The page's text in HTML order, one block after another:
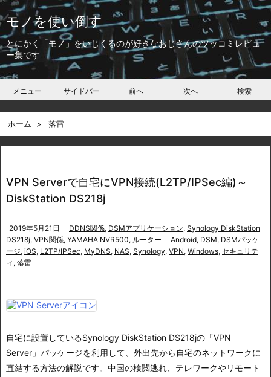
モノを使い倒す
とにかく「モノ」をいじくるのが好きなおじさんのツッコミレビュ
ー集です
メニュー サイドバー 前へ 次へ 検索
ホーム > 落雷
VPN Serverで自宅にVPN接続(L2TP/IPSec編)～
DiskStation DS218j
2019年5月21日 DDNS関係, DSMアプリケーション, Synology DiskStation
DS218j, VPN関係, YAMAHA NVR500, ルーター Android, DSM, DSMパッケ
ージ, iOS, L2TP/IPSec, MyDNS, NAS, Synology, VPN, Windows, セキュリテ
ィ , 落雷
自宅に設置しているSynology DiskStation DS218jの「VPN
Server」パッケージを利用して、外出先から自宅のネットワークに
直結する方法の解説です。中国の検閲逃れ、テレワークやリモート